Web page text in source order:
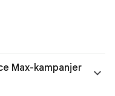
Max-kampanjer